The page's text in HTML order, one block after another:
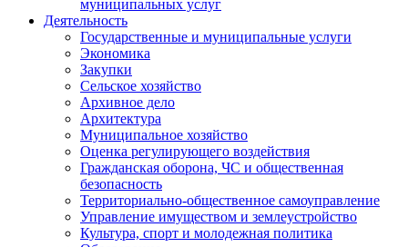
муниципальных услуг
Деятельность
Государственные и муниципальные услуги
Экономика
Закупки
Сельское хозяйство
Архивное дело
Архитектура
Муниципальное хозяйство
Оценка регулирующего воздействия
Гражданская оборона, ЧС и общественная
безопасность
Территориально-общественное самоуправление
Управление имуществом и землеустройство
Культура, спорт и молодежная политика